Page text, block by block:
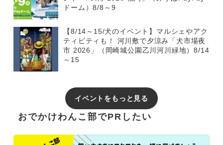
ドーム）8/8～9
【8/14～15/犬のイベント】マルシェやアク
ティビティも！ 河川敷で夕涼み「犬市場夜
市 2026」（岡崎城公園乙川河川緑地）8/14
～15
イベントをもっと見る
おでかけわんこ部でPRしたい